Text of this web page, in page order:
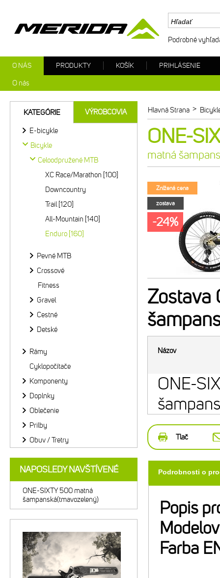
Hlavná Strana >
ONE-
matná
Znížená cena
zostava
-24%
Zostava
Názov
ONE-
Tlač
Podrobnosti o
Popis
Farba
KATEGÓRIE VÝROBCOVIA
E-bicykle
Bicykle
Celoodpružené MTB
XC Race/Marathon [100]
Downcountry
Trail [120]
All-Mountain [140]
Enduro [160]
Pevné MTB
Crossové
Fitness
Gravel
Cestné
Detské
Rámy
Cyklopočítače
Komponenty
Doplnky
Oblečenie
Prilby
Obuv / Tretry
NAPOSLEDY NAVŠTÍVENÉ
ONE-SIXTY 500 matná
šampanská(tmavozelený)
Podrobné
O NÁS
O nás
PRODUKTY KOŠÍK PRIHLÁSENIE